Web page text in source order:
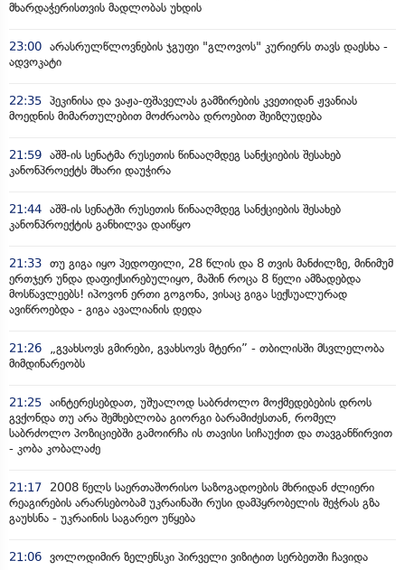
მხარდაჭერისთვის მადლობას უხდის
23:00 არასრულწლოვნების ჯგუფი "გლოვოს" კურიერს თავს დაესხა -
ადვოკატი
22:35 პეკინისა და ვაჟა-ფშაველას გამზირების კვეთიდან ჟვანიას
მოედნის მიმართულებით მოძრაობა დროებით შეიზღუდება
21:59 აშშ-ის სენატმა რუსეთის წინააღმდეგ სანქციების შესახებ
კანონპროექტს მხარი დაუჭირა
21:44 აშშ-ის სენატში რუსეთის წინააღმდეგ სანქციების შესახებ
კანონპროექტის განხილვა დაიწყო
21:33 თუ გიგა იყო პედოფილი, 28 წლის და 8 თვის მანძილზე, მინიმუმ
ერთჯერ უნდა დაფიქსირებულიყო, მაშინ როცა 8 წელი ამზადებდა
მოსწავლეებს! იპოვონ ერთი გოგონა, ვისაც გიგა სექსუალურად
ავიწროებდა - გიგა ავალიანის დედა
21:26
„გვახსოვს გმირები, გვახსოვს მტერი” - თბილისში მსვლელობა
მიმდინარეობს
21:25 აინტერესებდათ, უშუალოდ საბრძოლო მოქმედებების დროს
გვქონდა თუ არა შემხებლობა გიორგი ბარამიძესთან, რომელ
საბრძოლო პოზიციებში გამოირჩა ის თავისი სიჩაუქით და თავგანწირვით
- კობა კობალაძე
21:17
2008 წელს საერთაშორისო საზოგადოების მხრიდან ძლიერი
რეაგირების არარსებობამ უკრაინაში რუსი დამპყრობელის შეჭრას გზა
გაუხსნა - უკრაინის საგარეო უწყება
21:06 ვოლოდიმირ ზელენსკი პირველი ვიზიტით სერბეთში ჩავიდა